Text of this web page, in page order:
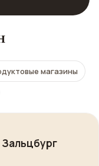
магазины
Зальцбург